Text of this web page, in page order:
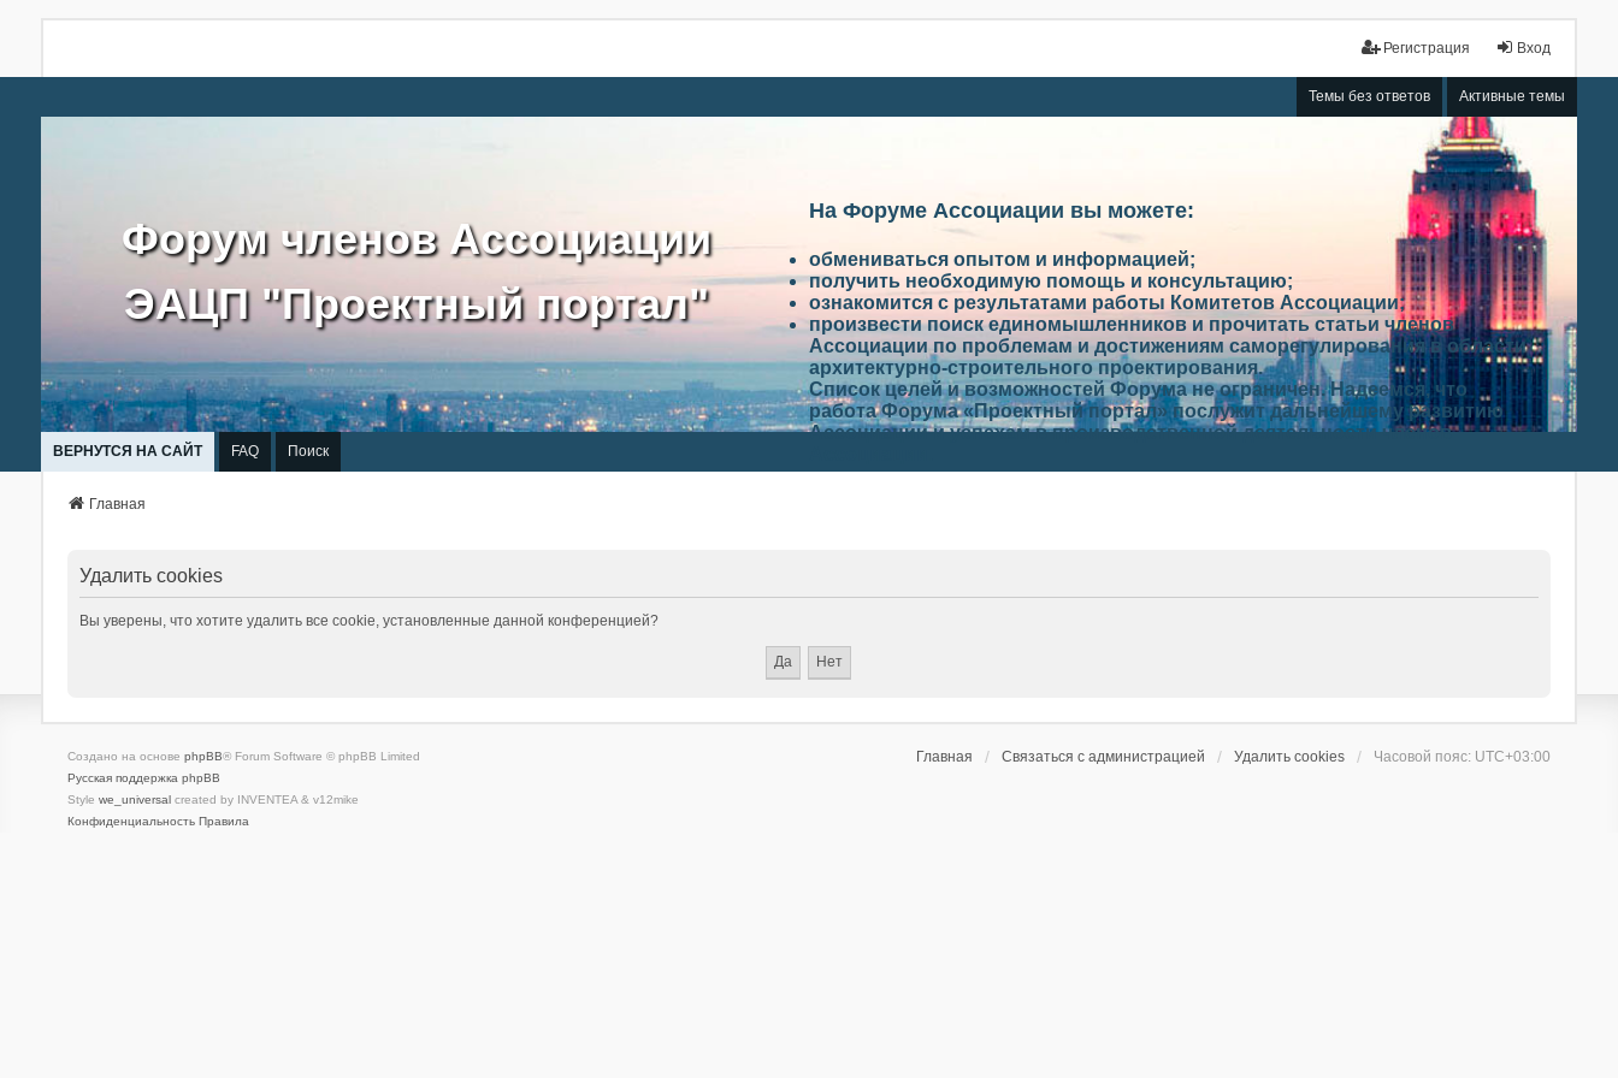
Вход
Регистрация
Темы без ответов Активные темы
Форум членов Ассоциации
ЭАЦП "Проектный портал"
На Форуме Ассоциации вы можете:
обмениваться опытом и информацией;
получить необходимую помощь и консультацию;
ознакомится с результатами работы Комитетов Ассоциации;
произвести поиск единомышленников и прочитать статьи членов
Ассоциации по проблемам и достижениям саморегулирования в области
архитектурно-строительного проектирования.
Список целей и возможностей Форума не ограничен. Надеемся, что
работа Форума «Проектный портал» послужит дальнейшему развитию
Ассоциации и успехам в производственной деятельности членов
ВЕРНУТСЯ НА САЙТ FAQ Поиск
Главная
Удалить cookies
Вы уверены, что хотите удалить все cookie, установленные данной конференцией?
Главная Связаться с администрацией Удалить cookies Часовой пояс: UTC+03:00
Создано на основе phpBB® Forum Software © phpBB Limited
Русская поддержка phpBB
Style we_universalcreated by INVENTEA & v12mike
Конфиденциальность Правила